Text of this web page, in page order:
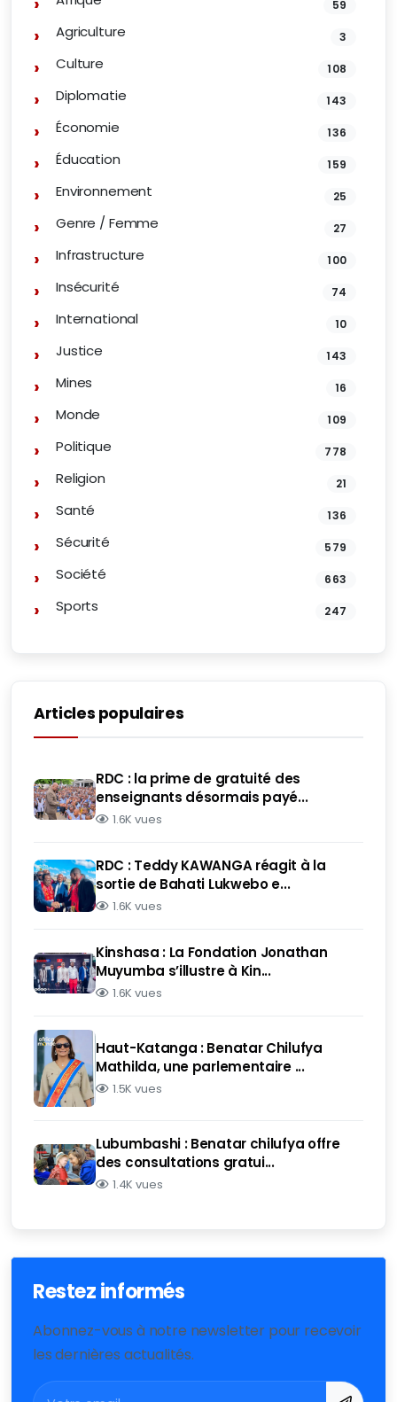
59
Agriculture 3
Culture 108
Diplomatie 143
Économie 136
Éducation 159
Environnement 25
Genre / Femme 27
Infrastructure 100
Insécurité 74
International 10
Justice 143
Mines 16
Monde 109
Politique 778
Religion 21
Santé 136
Sécurité 579
Société 663
Sports 247
Articles populaires
RDC : la prime de gratuité des
enseignants désormais payé...
1.6K vues
RDC : Teddy KAWANGA réagit à la
sortie de Bahati Lukwebo e...
1.6K vues
Kinshasa : La Fondation Jonathan
Muyumba s’illustre à Kin...
1.6K vues
Haut-Katanga : Benatar Chilufya
Mathilda, une parlementaire ...
1.5K vues
Lubumbashi : Benatar chilufya offre
des consultations gratui...
1.4K vues
Restez informés
Abonnez-vous à notre newsletter pour recevoir
les dernières actualités.